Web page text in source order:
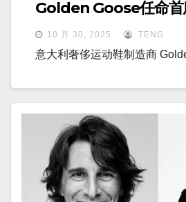
Golden Goose任命首
10 月 30, 2025 TENG
意大利奢侈运动鞋制造商